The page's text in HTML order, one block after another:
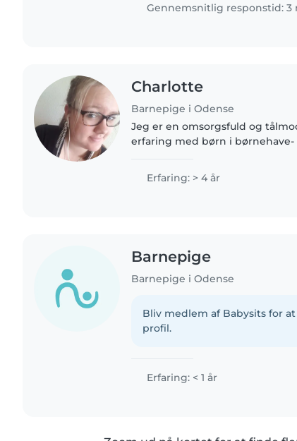
Gennemsnitlig responstid:
Charlotte
Barnepige i Odense
Jeg er en omsorgsfuld og
erfaring med børn i børnehave-
læse, spille musik og..
Erfaring: > 4 år
Barnepige
Barnepige i Odense
Bliv medlem af Babysits for
profil.
Erfaring: < 1 år